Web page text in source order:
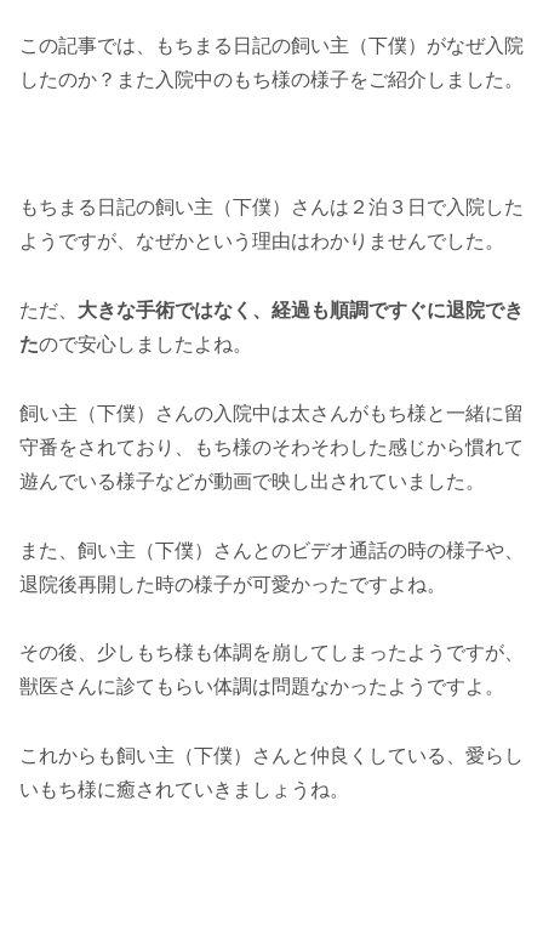
この記事では、もちまる日記の飼い主（下僕）がなぜ入院
したのか？また入院中のもち様の様子をご紹介しました。
もちまる日記の飼い主（下僕）さんは２泊３日で入院した
ようですが、なぜかという理由はわかりませんでした。
ただ、 大きな手術ではなく、経過も順調ですぐに退院でき
たので安心しましたよね。
飼い主（下僕）さんの入院中は太さんがもち様と一緒に留
守番をされており、もち様のそわそわした感じから慣れて
遊んでいる様子などが動画で映し出されていました。
また、飼い主（下僕）さんとのビデオ通話の時の様子や、
退院後再開した時の様子が可愛かったですよね。
その後、少しもち様も体調を崩してしまったようですが、
獣医さんに診てもらい体調は問題なかったようですよ。
これからも飼い主（下僕）さんと仲良くしている、愛らし
いもち様に癒されていきましょうね。